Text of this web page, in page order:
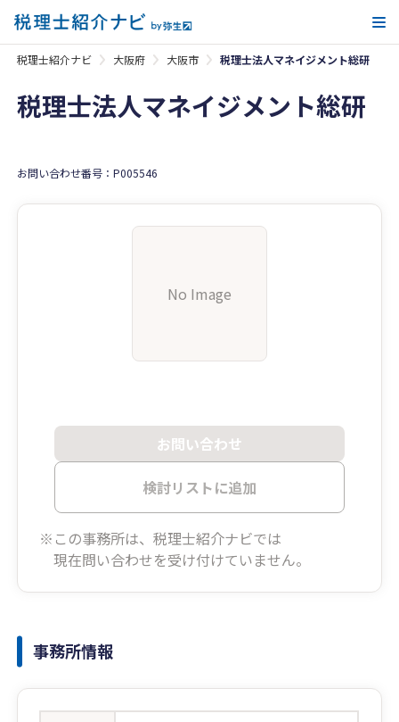
税理士紹介ナビ 大阪府 大阪市 税理士法人マネイジメント総研
税理士法人マネイジメント総研
お問い合わせ番号：P005546
No Image
お問い合わせ
検討リストに追加
※この事務所は、税理士紹介ナビでは
現在問い合わせを受け付けていません。
事務所情報